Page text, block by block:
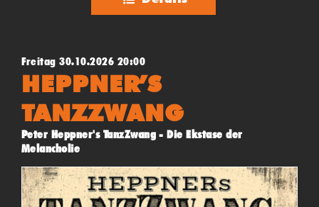
Freitag 30.10.2026 20:00
HEPPNER’S
TANZZWANG
Peter Heppner's TanzZwang - Die Ekstase der
Melancholie